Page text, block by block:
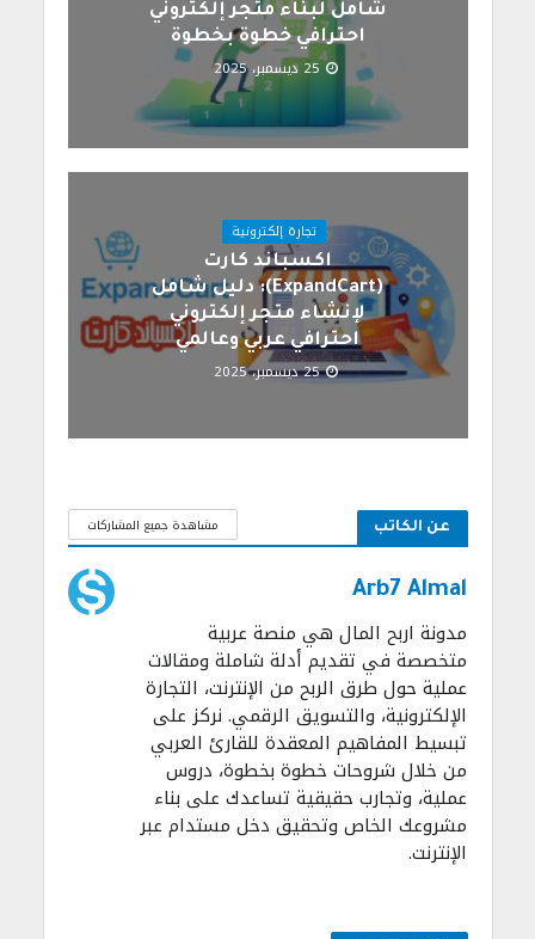
شامل لبناء متجر إلكتروني
احترافي خطوة بخطوة
25 ديسمبر، 2025
تجارة إلكترونية
اكسباند كارت
(ExpandCart): دليل شامل
لإنشاء متجر إلكتروني
احترافي عربي وعالمي
25 ديسمبر، 2025
عن الكاتب مشاهدة جميع المشاركات
Arb7 Almal
مدونة اربح المال هي منصة عربية
متخصصة في تقديم أدلة شاملة ومقالات
عملية حول طرق الربح من الإنترنت، التجارة
الإلكترونية، والتسويق الرقمي. نركز على
تبسيط المفاهيم المعقدة للقارئ العربي
من خلال شروحات خطوة بخطوة، دروس
عملية، وتجارب حقيقية تساعدك على بناء
مشروعك الخاص وتحقيق دخل مستدام عبر
الإنترنت.